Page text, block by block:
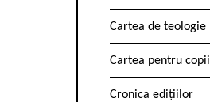
Cartea de teologie
Cartea pentru copii
Cronica edițiilor